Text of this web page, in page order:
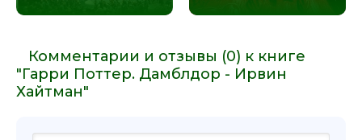
Комментарии и отзывы (0) к книге
"Гарри Поттер. Дамблдор - Ирвин
Хайтман"